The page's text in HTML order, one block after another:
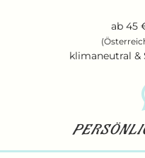
ab 45
klimaneutral &